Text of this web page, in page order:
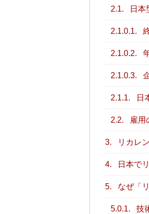
2.1. 日本
2.1.0.1.
2.1.0.2.
2.1.0.3.
2.1.1. 日
2.2. 雇用
3. リカレ
4. 日本で
5. なぜ「
5.0.1. 技